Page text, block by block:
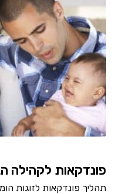
פונדקאות לקהילה
תהליך פונדקאות לזוגות